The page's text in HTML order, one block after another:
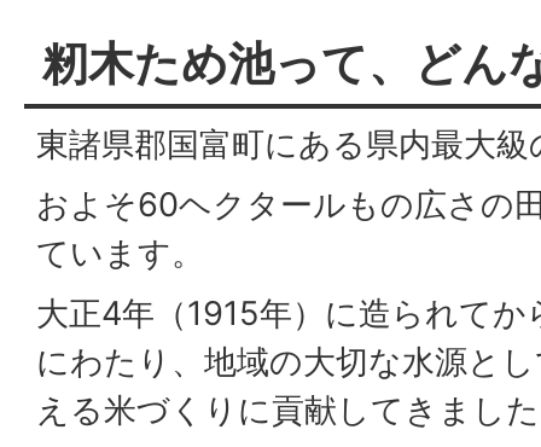
籾木ため池って、どん
東諸県郡国富町にある県内最大
およそ60ヘクタールもの広さの
ています。
大正4年（1915年）に造られて
にわたり、地域の大切な水源と
える米づくりに貢献してきまし